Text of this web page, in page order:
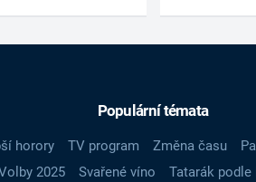
Populární témata
horory TV program Změna času
2025 Svařené víno Tatarák podle